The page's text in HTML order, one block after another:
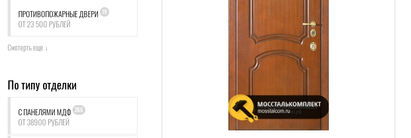
ПРОТИВОПОЖАРНЫЕ ДВЕРИ 19
ОТ 23 500 РУБЛЕЙ
Смотерть еще ↓
По типу отделки
С ПАНЕЛЯМИ МДФ 266
ОТ 38900 РУБЛЕЙ